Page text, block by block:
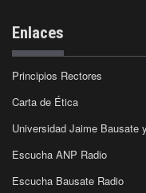
Enlaces
Principios Rectores
Carta de Ética
Universidad Jaime Bausate
Escucha ANP Radio
Escucha Bausate Radio